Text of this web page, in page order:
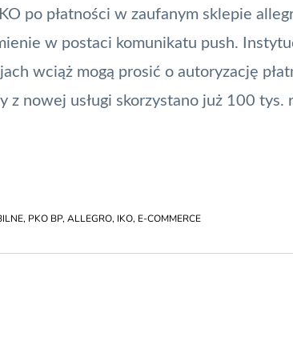
po płatności w zaufanym sklepie
w postaci komunikatu push.
wciąż mogą prosić o autoryzację
z nowej usługi skorzystano już 100 tys.
, PKO BP, ALLEGRO, IKO, E-COMMERCE